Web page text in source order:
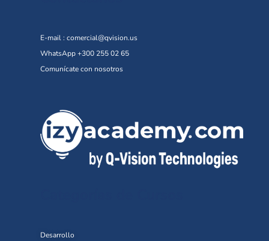
E-mail : comercial@qvision.us
WhatsApp +300 255 02 65
Comunícate con nosotros
Desarrollo